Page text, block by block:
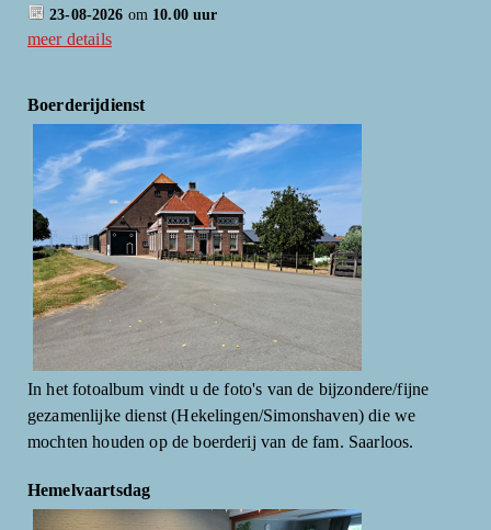
23-08-2026 om 10.00 uur
meer details
Boerderijdienst
In het fotoalbum vindt u de foto's van de bijzondere/fijne
gezamenlijke dienst (Hekelingen/Simonshaven) die we
mochten houden op de boerderij van de fam. Saarloos.
Hemelvaartsdag